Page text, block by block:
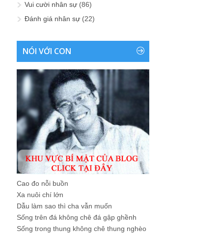
Vui cười nhân sự (86)
Đánh giá nhân sự (22)
NÓI VỚI CON
Cao đo nỗi buồn
Xa nuôi chí lớn
Dẫu làm sao thì cha vẫn muốn
Sống trên đá không chê đá gập ghềnh
Sống trong thung không chê thung nghèo